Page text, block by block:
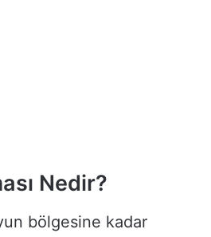
Nedir?
bölgesine kadar